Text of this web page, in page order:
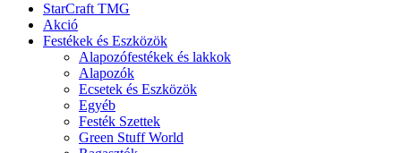
StarCraft TMG
Akció
Festékek és Eszközök
Alapozófestékek és lakkok
Alapozók
Ecsetek és Eszközök
Egyéb
Festék Szettek
Green Stuff World